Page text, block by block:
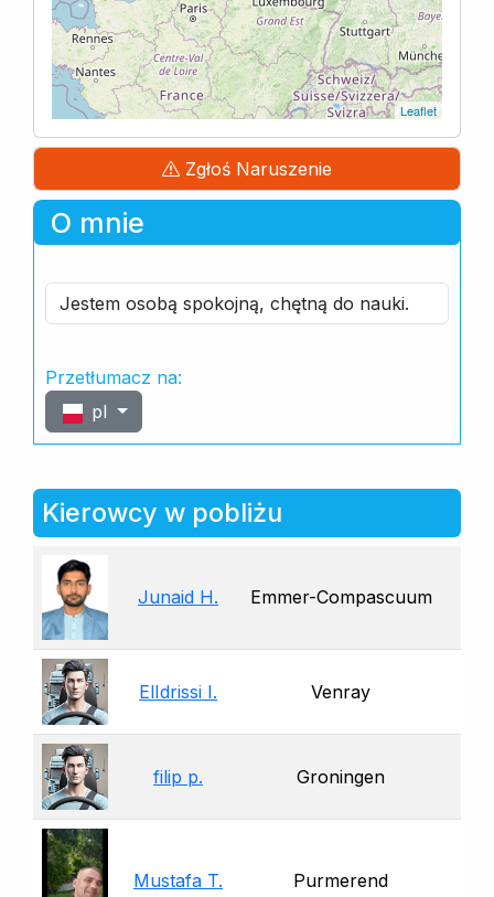
Leaflet
Zgłoś Naruszenie
O mnie
Jestem osobą spokojną, chętną do nauki.
Przetłumacz na:
pl
Kierowcy w pobliżu
Junaid H. Emmer-Compascuum
ElIdrissi I. Venray
filip p. Groningen
Mustafa T. Purmerend